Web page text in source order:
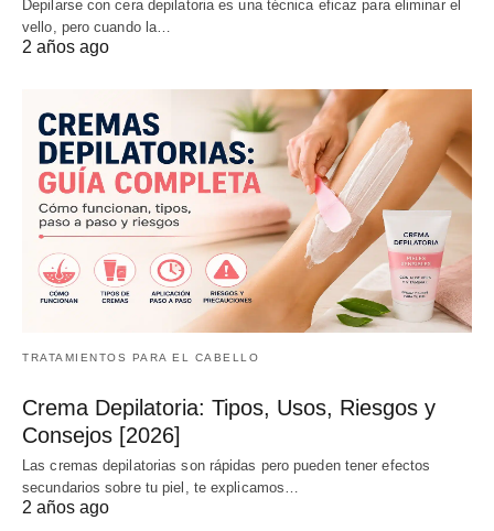
Depilarse con cera depilatoria es una técnica eficaz para eliminar el
vello, pero cuando la…
2 años ago
TRATAMIENTOS PARA EL CABELLO
Crema Depilatoria: Tipos, Usos, Riesgos y
Consejos [2026]
Las cremas depilatorias son rápidas pero pueden tener efectos
secundarios sobre tu piel, te explicamos…
2 años ago